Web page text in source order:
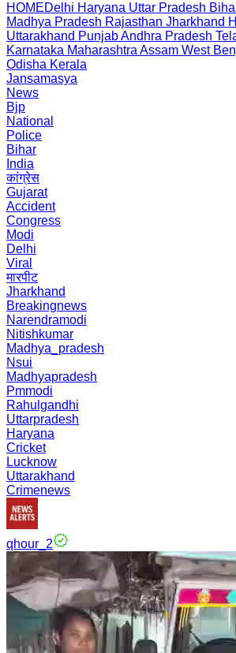
HOMEDelhi Haryana Uttar Pradesh
Madhya Pradesh Rajasthan Jharkhand
Uttarakhand PunjabAndhra Pradesh
Karnataka Maharashtra Assam West
Odisha Kerala
Jansamasya
News
Bjp
National
Police
Bihar
India
कांग्रेस
Gujarat
Accident
Congress
Modi
Delhi
Viral
मारपीट
Jharkhand
Breakingnews
Narendramodi
Nitishkumar
Madhya_pradesh
Nsui
Madhyapradesh
Pmmodi
Rahulgandhi
Uttarpradesh
Haryana
Cricket
Lucknow
Uttarakhand
Crimenews
qhour_2